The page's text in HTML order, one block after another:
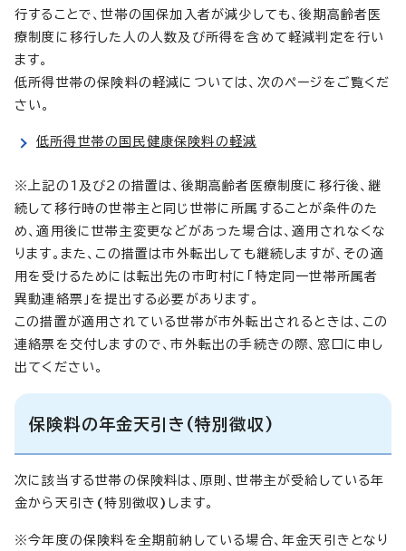
行することで、世帯の国保加入者が減少しても、後期高齢者医
療制度に移行した人の人数及び所得を含めて軽減判定を行い
ます。
低所得世帯の保険料の軽減については、次のページをご覧くだ
さい。
低所得世帯の国民健康保険料の軽減
※上記の1及び2の措置は、後期高齢者医療制度に移行後、継
続して移行時の世帯主と同じ世帯に所属することが条件のた
め、適用後に世帯主変更などがあった場合は、適用されなくな
ります。また、この措置は市外転出しても継続しますが、その適
用を受けるためには転出先の市町村に「特定同一世帯所属者
異動連絡票」を提出する必要があります。
この措置が適用されている世帯が市外転出されるときは、この
連絡票を交付しますので、市外転出の手続きの際、窓口に申し
出てください。
保険料の年金天引き(特別徴収)
次に該当する世帯の保険料は、原則、世帯主が受給している年
金から天引き (特別徴収 ) します。
※今年度の保険料を全期前納している場合、年金天引きとなり